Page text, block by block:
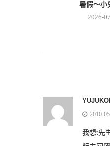
暑假～小
2026-
2010-
我想t先